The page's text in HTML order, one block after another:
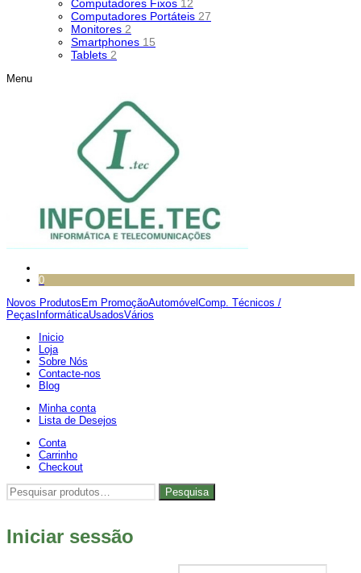
Computadores Fixos 12
Computadores Portáteis 27
Monitores 2
Smartphones 15
Tablets 2
Menu
0
Novos Produtos Em PromoçãoAutomóvel Comp. Técnicos /
Peças InformáticaUsadosVários
Inicio
Loja
Sobre Nós
Contacte-nos
Blog
Minha conta
Lista de Desejos
Conta
Carrinho
Checkout
Pesquisar
por:
Pesquisa
Iniciar sessão